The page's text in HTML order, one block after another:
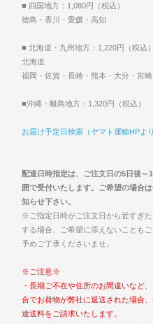
■ 四国地方：1,080円（税込）
徳島・香川・愛媛・高知
■ 北海道・九州地方：1,220円（税込）
北海道
福岡・佐賀・長崎・熊本・大分・宮
■沖縄・離島地方：1,320円（税込）
お届け予定日検索（ヤマト運輸HPより
配達日時指定は、ご注文日の5日後～
囲で受付いたします。ご希望の場合
知らせ下さい。
※ご指定日時がご注文日から近すぎた
する場合、ご希望に添えないことも
予めご了承くださいませ。
※ご注意※
・長期ご不在や住所のお間違いなど
合でお荷物が弊社に返送された場合
途送料をご請求いたします。